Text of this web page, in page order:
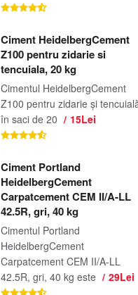
Ciment HeidelbergCement
Z100 pentru zidarie si
tencuiala, 20 kg
Cimentul HeidelbergCement
Z100 pentru zidarie și
în saci de 20
15Lei
Ciment Portland
HeidelbergCement
Carpatcement CEM II/A-LL
42.5R, gri, 40 kg
Cimentul Portland
HeidelbergCement
Carpatcement CEM II/A-LL
42.5R, gri, 40 kg este
29Lei